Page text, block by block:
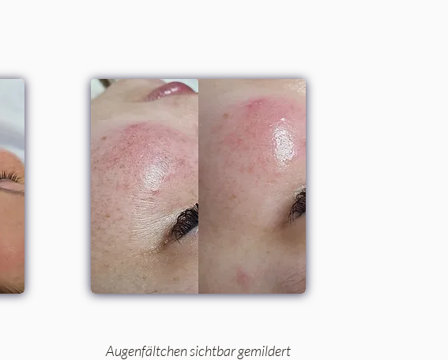
Augenfältchen sichtbar gemildert